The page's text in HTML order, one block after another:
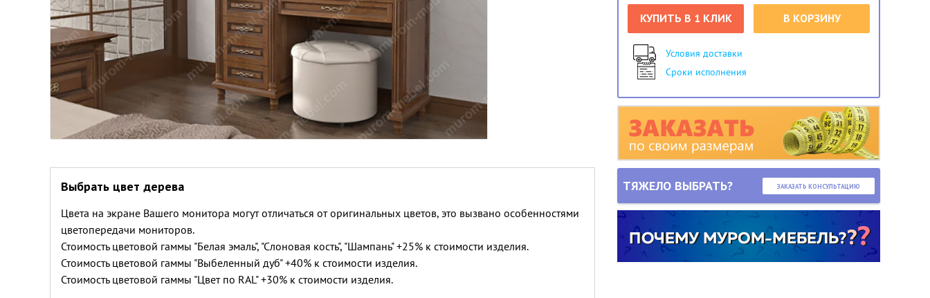
КУПИТЬ В 1 КЛИК В КОРЗИНУ
Условия доставки
Сроки исполнения
ТЯЖЕЛО ВЫБРАТЬ? ЗАКАЗАТЬ КОНСУЛЬТАЦИЮ
Выбрать цвет дерева
Цвета на экране Вашего монитора могут отличаться от оригинальных цветов, это вызвано особенностями
цветопередачи мониторов.
Стоимость цветовой гаммы "Белая эмаль", "Слоновая кость", "Шампань" +25% к стоимости изделия.
Стоимость цветовой гаммы "Выбеленный дуб" +40% к стоимости изделия.
Стоимость цветовой гаммы "Цвет по RAL" +30% к стоимости изделия.